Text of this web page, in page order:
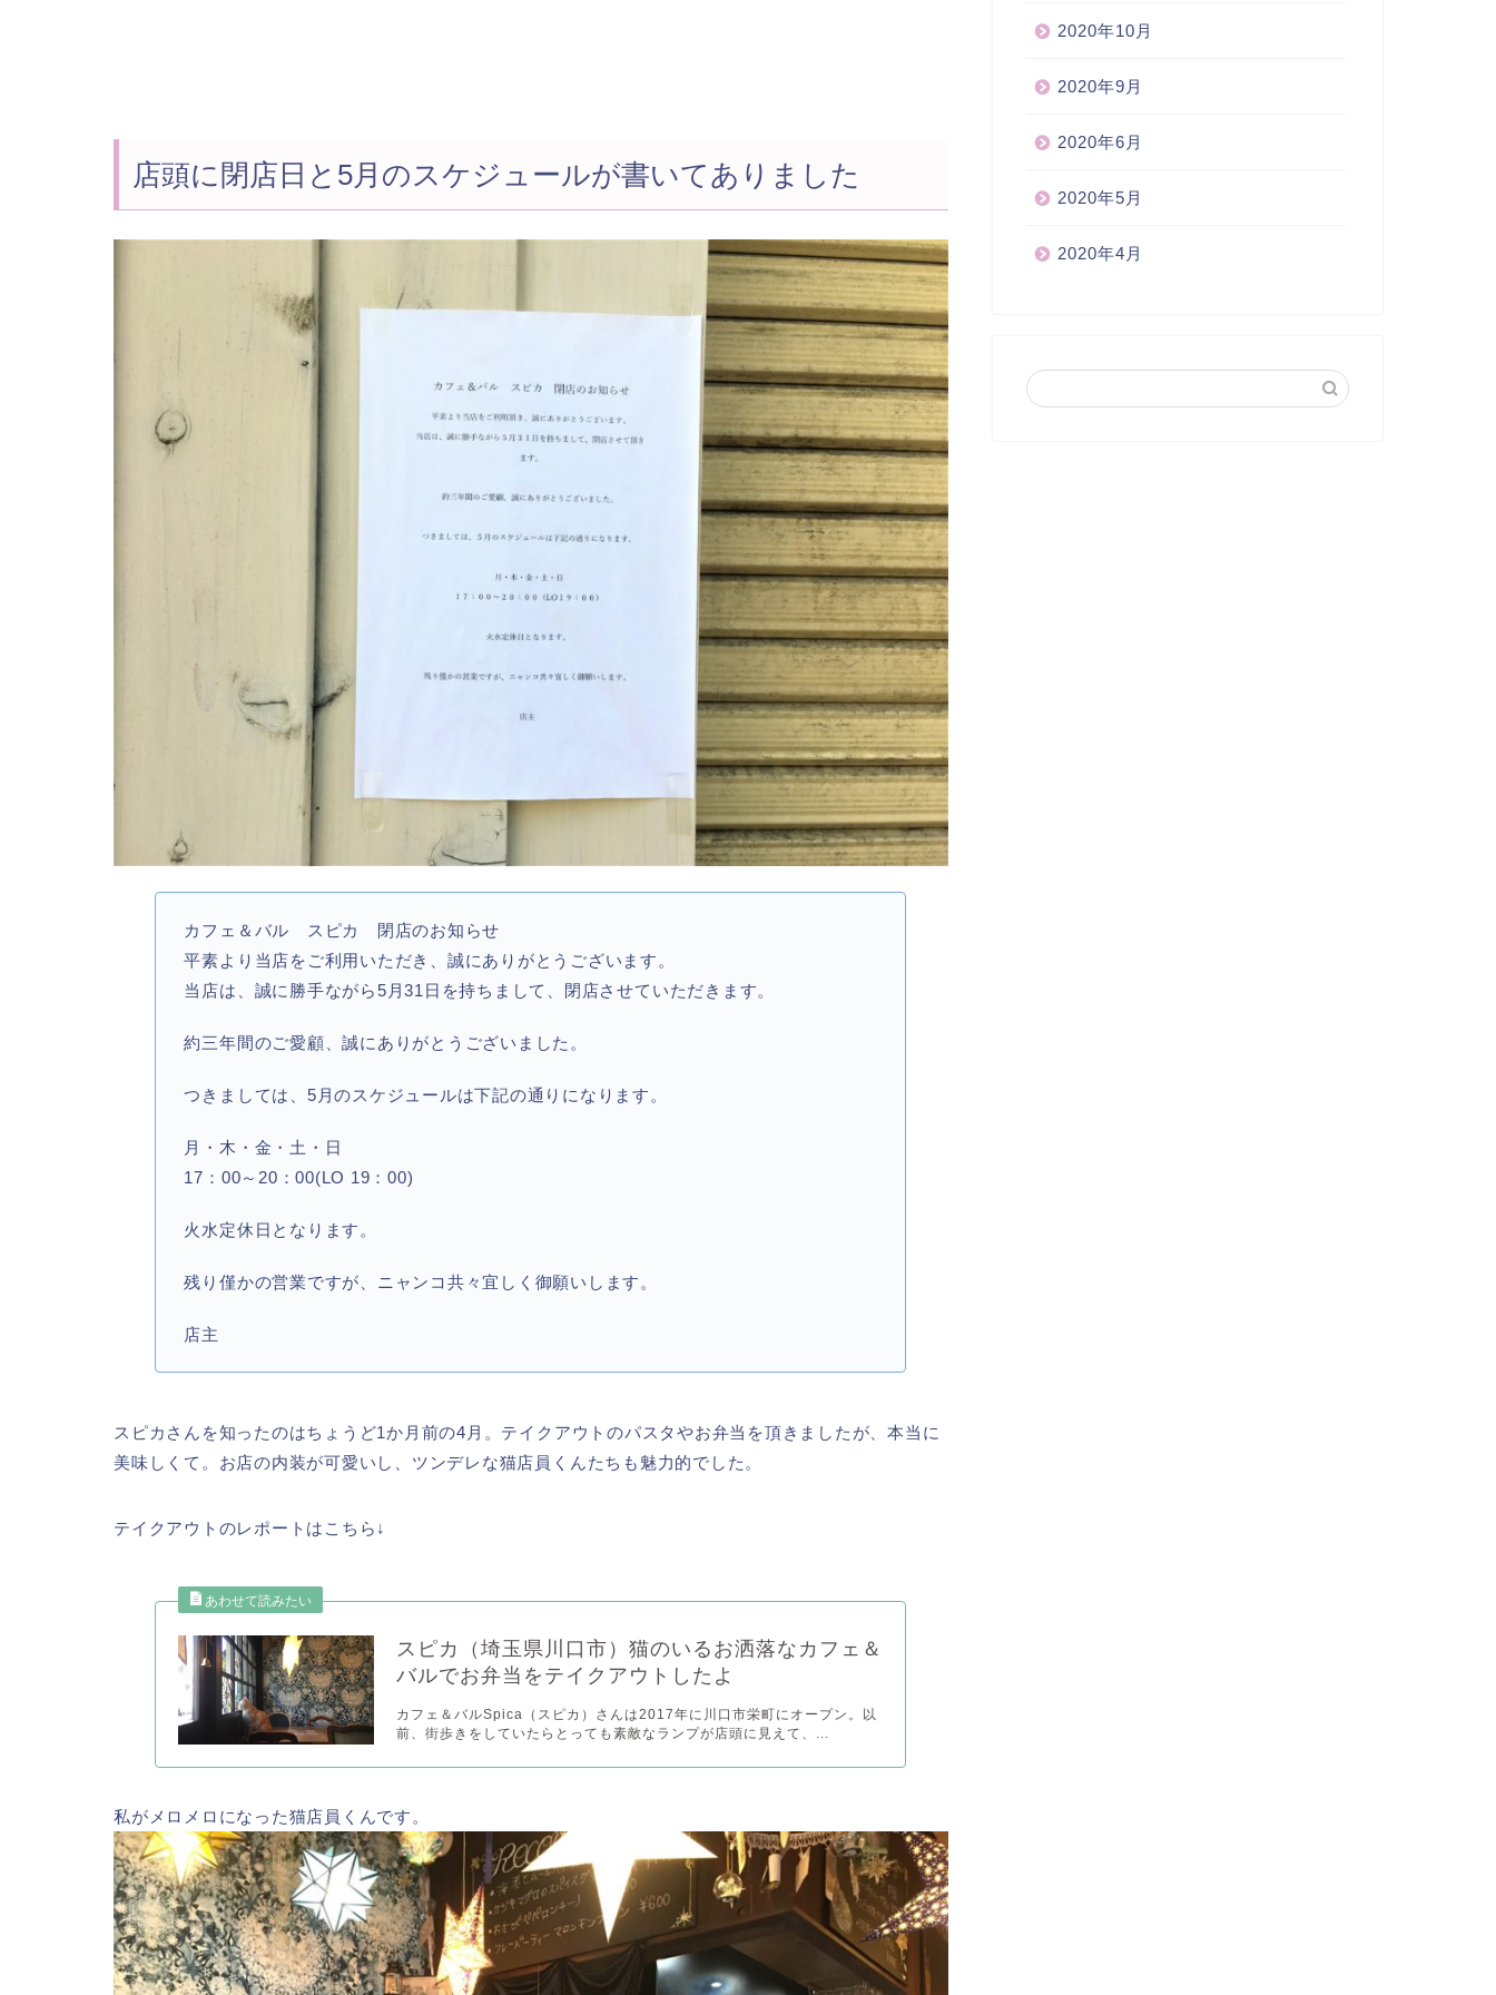
店頭に閉店日と5月のスケジュールが書いてありました
カフェ＆バル スピカ 閉店のお知らせ
平素より当店をご利用いただき、誠にありがとうございます。
当店は、誠に勝手ながら5月31日を持ちまして、閉店させていただきます。
約三年間のご愛顧、誠にありがとうございました。
つきましては、5月のスケジュールは下記の通りになります。
月・木・金・土・日
17：00～20：00(LO 19：00)
火水定休日となります。
残り僅かの営業ですが、ニャンコ共々宜しく御願いします。
店主
スピカさんを知ったのはちょうど1か月前の4月。テイクアウトのパスタやお弁当を頂きましたが、本当に
美味しくて。お店の内装が可愛いし、ツンデレな猫店員くんたちも魅力的でした。
テイクアウトのレポートはこちら↓
スピカ（埼玉県川口市）猫のいるお洒落なカフェ＆
バルでお弁当をテイクアウトしたよ
カフェ＆バルSpica（スピカ）さんは2017年に川口市栄町にオープン。以
前、街歩きをしていたらとっても素敵なランプが店頭に見えて、...
私がメロメロになった猫店員くんです。
2020年10月
2020年9月
2020年6月
2020年5月
2020年4月